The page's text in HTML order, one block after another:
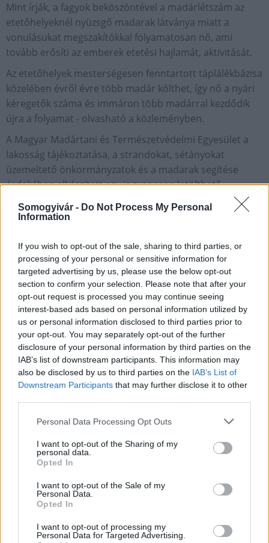
Somogyivár - Do Not Process My Personal
Information
If you wish to opt-out of the sale, sharing to third parties, or
processing of your personal or sensitive information for
targeted advertising by us, please use the below opt-out
section to confirm your selection. Please note that after your
opt-out request is processed you may continue seeing
interest-based ads based on personal information utilized by
us or personal information disclosed to third parties prior to
your opt-out. You may separately opt-out of the further
disclosure of your personal information by third parties on the
IAB’s list of downstream participants. This information may
also be disclosed by us to third parties on the IAB’s List of
Downstream Participants that may further disclose it to other
Please note that this website/app uses one or more Google
not limited to your visit or usage behaviour. You may click to
grant or deny consent to Google and its third-party tags to
use your data for below specified purposes in below Google
consent section.
Personal Data Processing Opt Outs
I want to opt-out of the Sharing of my
personal data.
Opted In
I want to opt-out of the Sale of my
Personal Data.
Opted In
I want to opt-out of processing my
Personal Data for Targeted Advertising.
Mint írják, a fagyok beköszöntével a madárlétszám az
etetőhelyeknél nyüzsgő madarak látványa miatt a
vonulásukat megszakítókkal folyamatosan nő, ami
tovább erősíti az emberek etetési hajlamát, aktivitását.
Az etetőhelyek mesterségesen fenntartott táplálékbázisa
közelében évről évre több madár költhet, így nő a nyári
kéregetők száma és immáron több madárral kezdődik
újra a folyamat - olvasható a közleményben.
A Magyar Madártani és Természetvédelmi Egyesület a
lakosság tájékoztatása, a strandokat, sétányokat
üzemeltető önkormányzatok és a madarak segítése
érdekében elkészített egy ingyenesen letölthető,
kinyomtatható és kihelyezhető plakátot is a vízimadarak
etetéséről. A hirdetményt az érdeklődők
egyesület hétfőn az MTI-hez elküldött összegzésében.
Országos hírek
Magyar Madártani és Természetvédelmi Egyesület
madarak
figyelemfelhívás vizimadarak
AJÁNLJUK MÉG
Amire többmillióan vártunk: szombattól másodfokúra
csökken a riasztás